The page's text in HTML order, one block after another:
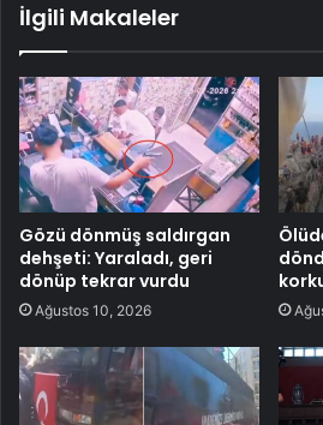
İlgili Makaleler
Gözü dönmüş saldırgan
dehşeti: Yaraladı, geri
dönüp tekrar vurdu
Ağustos 10, 2026